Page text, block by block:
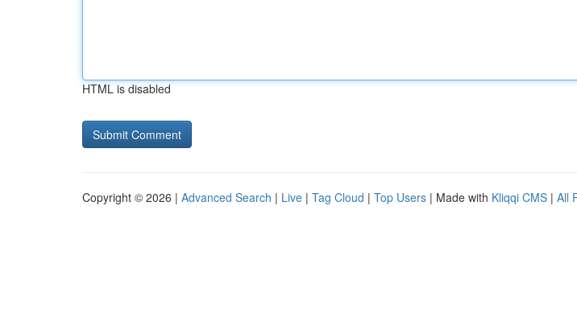
HTML is disabled
Copyright © 2026 | Advanced Search | Live | Tag Cloud | Top Users | Made with Kliqqi CMS | All